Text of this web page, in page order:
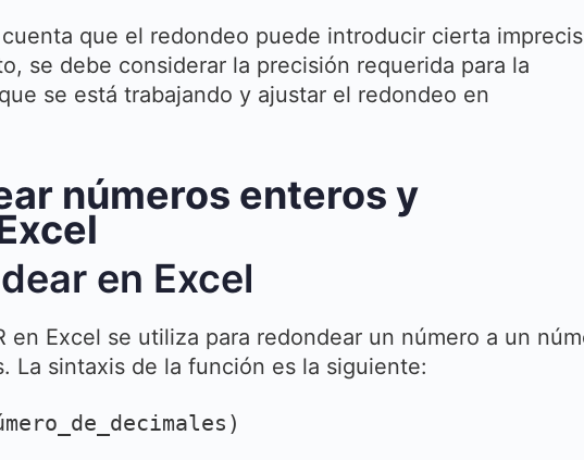
que el redondeo puede introducir cierta
se debe considerar la precisión requerida para la
se está trabajando y ajustar el redondeo en
números enteros y
en Excel
en Excel se utiliza para redondear un número a un
La sintaxis de la función es la siguiente: